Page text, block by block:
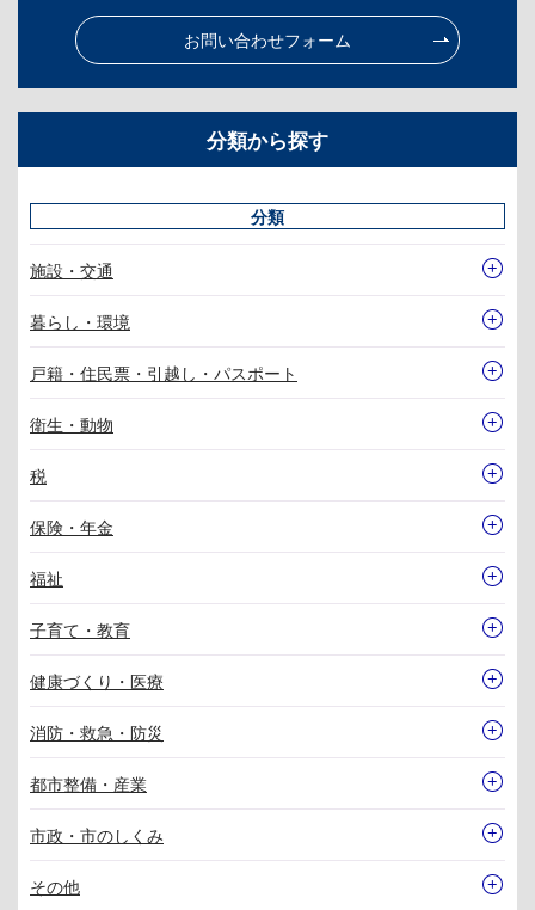
お問い合わせフォーム
分類から探す
分類
施設・交通
暮らし・環境
戸籍・住民票・引越し・パスポート
衛生・動物
税
保険・年金
福祉
子育て・教育
健康づくり・医療
消防・救急・防災
都市整備・産業
市政・市のしくみ
その他